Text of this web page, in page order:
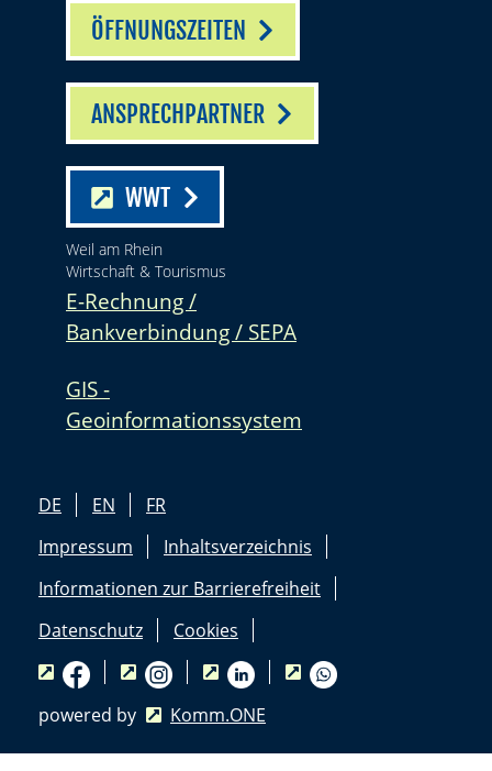
ÖFFNUNGSZEITEN
ANSPRECHPARTNER
WWT
Weil am Rhein
Wirtschaft & Tourismus
E-Rechnung /
Bankverbindung / SEPA
GIS -
Geoinformationssystem
DE EN
FR
Impressum
Inhaltsverzeichnis
Informationen zur Barrierefreiheit
Datenschutz
Cookies
powered by Komm.ONE